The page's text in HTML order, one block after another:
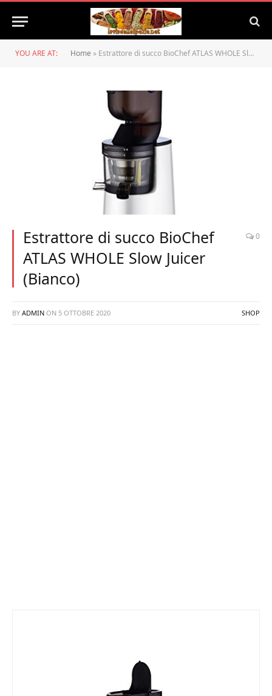
YOU ARE AT: Home » Estrattore di succo BioChef ATLAS WHOLE Slow Juicer (Bianco)
Estrattore di succo BioChef
ATLAS WHOLE Slow Juicer
(Bianco)
0
BY ADMIN ON 5 OTTOBRE 2020 SHOP